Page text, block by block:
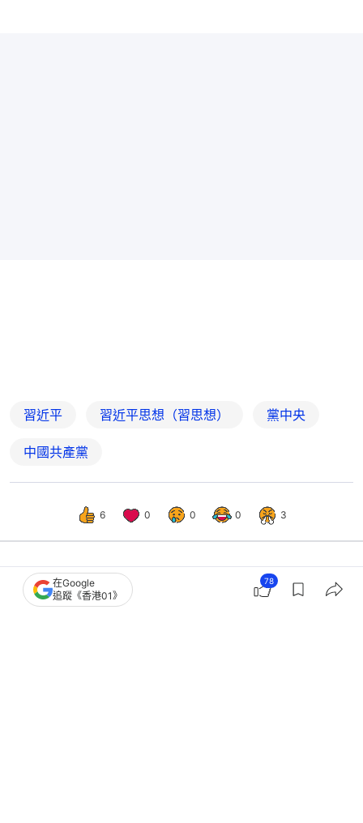
習近平 習近平思想（習思想） 黨中央
中國共產黨
6 0 0 0 3
中國 即時中國
在Google
追蹤《香港01》
78